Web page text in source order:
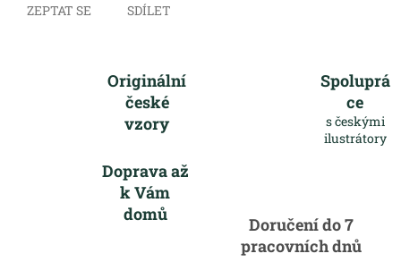
ZEPTAT SE SDÍLET
Originální
české
vzory
Spoluprá
ce
s českými
ilustrátory
Doprava až
k Vám
domů
Doručení do 7
pracovních dnů